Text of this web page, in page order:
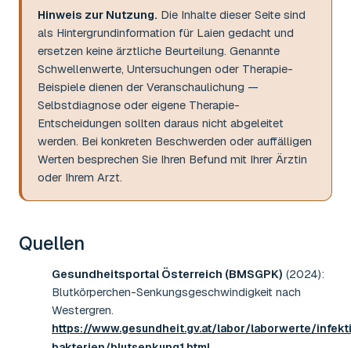
Hinweis zur Nutzung. Die Inhalte dieser Seite sind
als Hintergrundinformation für Laien gedacht und
ersetzen keine ärztliche Beurteilung. Genannte
Schwellenwerte, Untersuchungen oder Therapie-
Beispiele dienen der Veranschaulichung —
Selbstdiagnose oder eigene Therapie-
Entscheidungen sollten daraus nicht abgeleitet
werden. Bei konkreten Beschwerden oder auffälligen
Werten besprechen Sie Ihren Befund mit Ihrer Ärztin
oder Ihrem Arzt.
Quellen
Gesundheitsportal Österreich (BMSGPK) (2024):
Blutkörperchen-Senkungsgeschwindigkeit nach
Westergren.
https://www.gesundheit.gv.at/labor/laborwerte/